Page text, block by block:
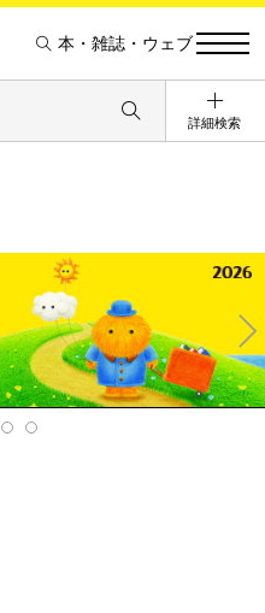
本・雑誌・ウェブ
詳細検索
Ne
xt